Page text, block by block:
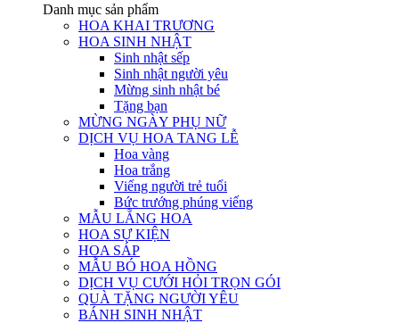
Danh mục sản phẩm
HOA KHAI TRƯƠNG
HOA SINH NHẬT
Sinh nhật sếp
Sinh nhật người yêu
Mừng sinh nhật bé
Tặng bạn
MỪNG NGÀY PHỤ NỮ
DỊCH VỤ HOA TANG LỄ
Hoa vàng
Hoa trắng
Viếng người trẻ tuổi
Bức trướng phúng viếng
MẪU LẴNG HOA
HOA SỰ KIỆN
HOA SÁP
MẪU BÓ HOA HỒNG
DỊCH VỤ CƯỚI HỎI TRỌN GÓI
QUÀ TẶNG NGƯỜI YÊU
BÁNH SINH NHẬT